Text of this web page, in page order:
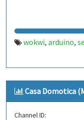
wokwi, arduino,
Casa Domotica
Channel ID: